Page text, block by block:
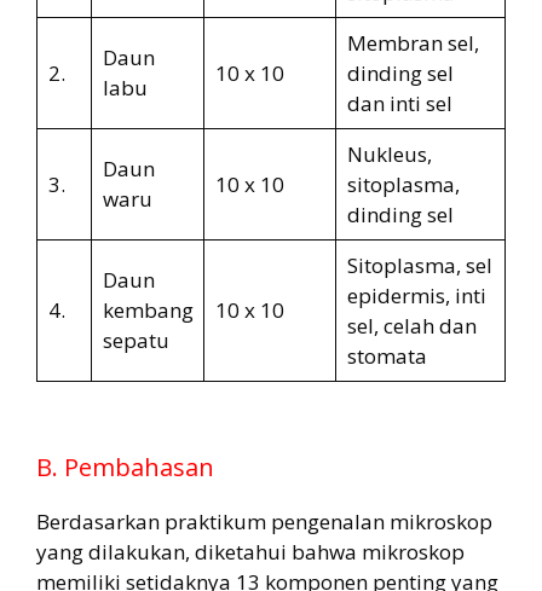
2.
Daun
labu
10 x 10
Membran sel,
dinding sel
dan inti sel
3.
Daun
waru
10 x 10
Nukleus,
sitoplasma,
dinding sel
4.
Daun
kembang
sepatu
10 x 10
Sitoplasma, sel
epidermis, inti
sel, celah dan
stomata
B. Pembahasan
Berdasarkan praktikum pengenalan mikroskop
yang dilakukan, diketahui bahwa mikroskop
memiliki setidaknya 13 komponen penting yang